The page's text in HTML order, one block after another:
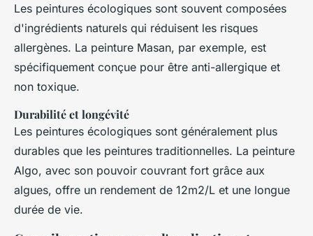
Les peintures écologiques sont souvent composées
d'ingrédients naturels qui réduisent les risques
allergènes. La peinture Masan, par exemple, est
spécifiquement conçue pour être anti-allergique et
non toxique.
Durabilité et longévité
Les peintures écologiques sont généralement plus
durables que les peintures traditionnelles. La peinture
Algo, avec son pouvoir couvrant fort grâce aux
algues, offre un rendement de 12m2/L et une longue
durée de vie.